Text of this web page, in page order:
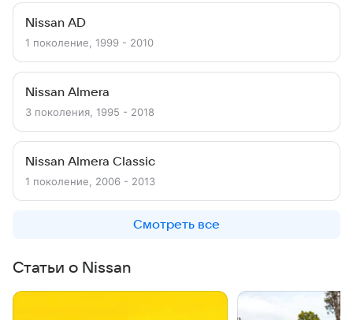
Nissan AD
1 поколение, 1999 - 2010
Nissan Almera
3 поколения, 1995 - 2018
Nissan Almera Classic
1 поколение, 2006 - 2013
Смотреть все
Статьи о Nissan